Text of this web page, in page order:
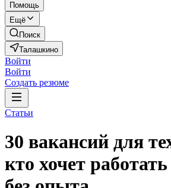
Помощь
Ещё
Поиск
Талашкино
Войти
Войти
Создать резюме
Статьи
30 вакансий для
кто хочет